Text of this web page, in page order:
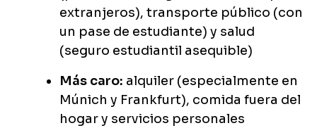
extranjeros), transporte público (con
un pase de estudiante) y salud
(seguro estudiantil asequible)
Más caro: alquiler (especialmente en
Múnich y Frankfurt), comida fuera del
hogar y servicios personales